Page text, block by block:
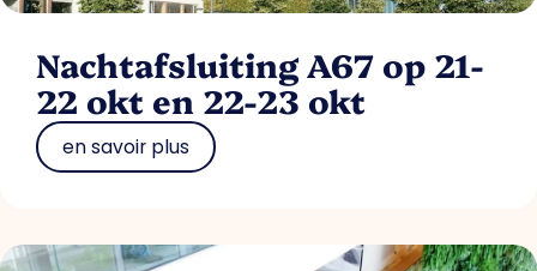
Nachtafsluiting A67 op 21-
22 okt en 22-23 okt
en savoir plus